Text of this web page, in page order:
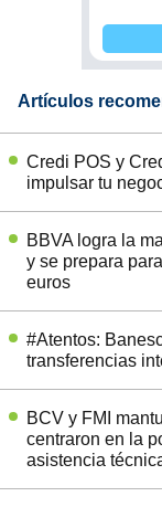
Artículos
Credi POS y
impulsar tu
BBVA logra la
y se prepara
euros
#Atentos:
transferencias
BCV y FMI
centraron en la
asistencia